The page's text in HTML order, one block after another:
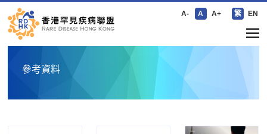
A- A A+ 繁 EN
參考資料